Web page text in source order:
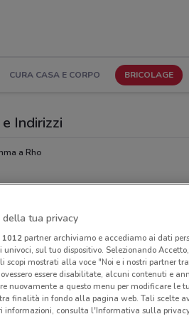
CURA CASA E CORPO BRICOLAGE
Indirizzi
a Rho
della tua privacy
1012partner archiviamo e accediamo ai dati
sul tuo dispositivo. Selezionando
scopi mostrati alla voce "Noi e i nostri partner
essere disabilitate, alcuni contenuti e
nuovamente a questo menu per modificare le
finalità in fondo alla pagina web. Tali scelte
informazioni, consulta l'Informativa sulla